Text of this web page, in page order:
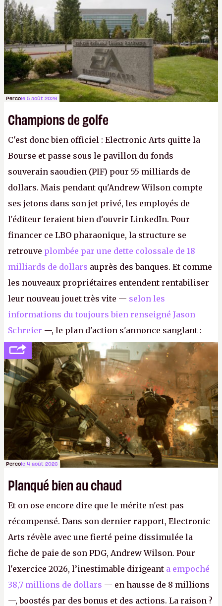
apprendra aux petits malins qu'on ne braque pas
Gabe Newell aussi facilement.P.
Percole 5 août 2026
Champions de golfe
C'est donc bien officiel : Electronic Arts quitte la
Bourse et passe sous le pavillon du fonds
souverain saoudien (PIF) pour 55 milliards de
dollars. Mais pendant qu'Andrew Wilson compte
ses jetons dans son jet privé, les employés de
l'éditeur feraient bien d'ouvrir LinkedIn. Pour
financer ce LBO pharaonique, la structure se
retrouve plombée par une dette colossale de 18
milliards de dollars auprès des banques. Et comme
les nouveaux propriétaires entendent rentabiliser
leur nouveau jouet très vite — selon les
informations du toujours bien renseigné Jason
Schreier —, le plan d'action s'annonce sanglant :
réductions de coûts drastiques, fermetures de
studios et licenciements massifs. En gros, essorer
FCetBattlefield, puis virer le reste.P.
Percole 4 août 2026
Planqué bien au chaud
Et on ose encore dire que le mérite n'est pas
récompensé. Dans son dernier rapport, Electronic
Arts révèle avec une fierté peine dissimulée la
fiche de paie de son PDG, Andrew Wilson. Pour
l'exercice 2026, l’inestimable dirigeant a empoché
38,7 millions de dollars — en hausse de 8 millions
—, boostés par des bonus et des actions. La raison ?